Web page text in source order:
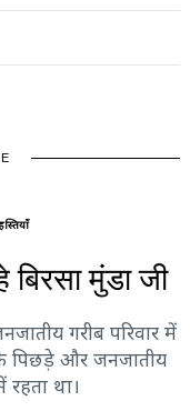
मुंडा जी
गरीब परिवार में
पिछड़े और जनजातीय
था।